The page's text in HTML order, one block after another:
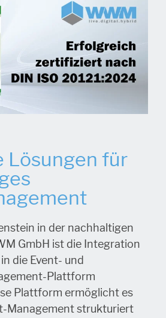
Lösungen für
in der nachhaltigen
GmbH ist die Integration
die Event- und
Plattform
Plattform ermöglicht es
Management strukturiert